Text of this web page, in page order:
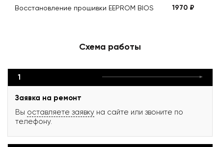
Восстановление прошивки EEPROM BIOS 1970 ₽
Схема работы
1
Заявка на ремонт
Вы оставляете заявку на сайте или звоните по
телефону.